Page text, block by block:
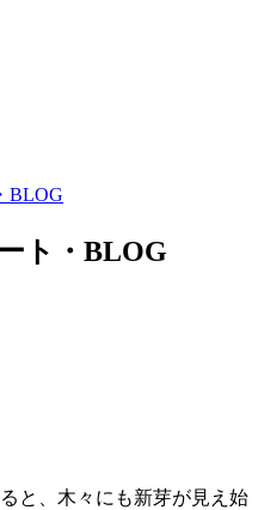
BLOG
ト・BLOG
と、木々にも新芽が見え始